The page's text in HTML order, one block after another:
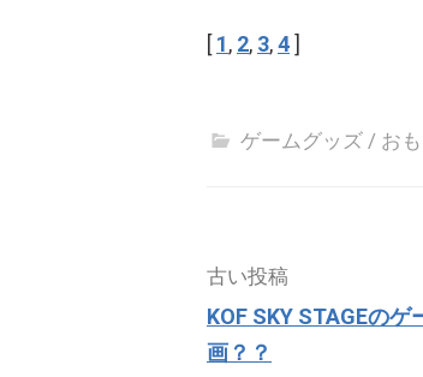
[ 1, 2, 3,4]
ゲームグッズ / お
投
稿
ナ
ビ
古い投稿
KOF SKY STAGEのゲ
画？？